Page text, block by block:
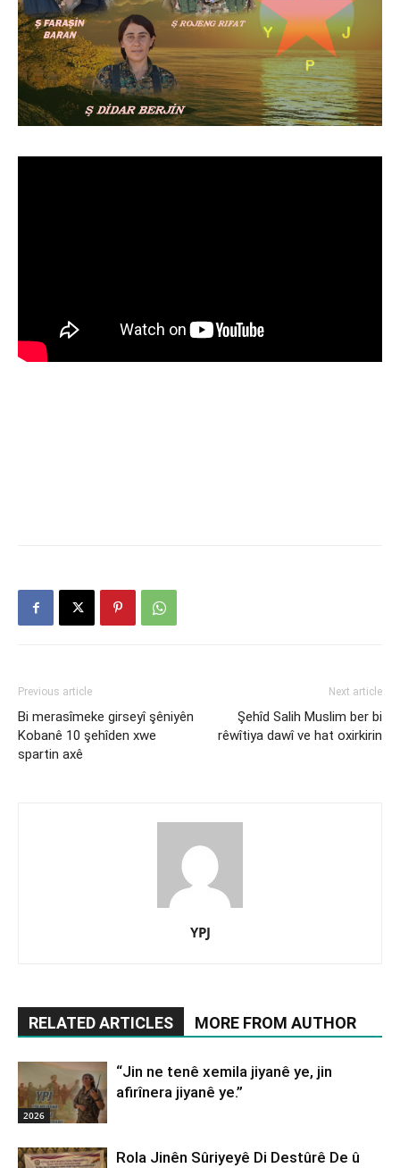
Previous article
Bi merasîmeke girseyî şêniyên
Kobanê 10 şehîden xwe
spartin axê
Next article
Şehîd Salih Muslim ber bi
rêwîtiya dawî ve hat oxirkirin
YPJ
RELATED ARTICLES MORE FROM AUTHOR
2026
“Jin ne tenê xemila jiyanê ye, jin
afirînera jiyanê ye.”
Rola Jinên Sûriyeyê Di Destûrê De û